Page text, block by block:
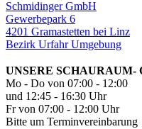
Schmidinger GmbH
Gewerbepark 6
4201 Gramastetten bei Linz
Bezirk Urfahr Umgebung
UNSERE SCHAURAUM-
Mo - Do von 07:00 - 12:00
und 12:45 - 16:30 Uhr
Fr von 07:00 - 12:00 Uhr
Bitte um Terminvereinbarung